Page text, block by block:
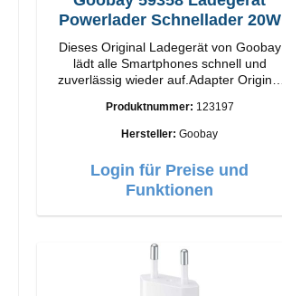
Powerlader Schnellader 20W
Dieses Original Ladegerät von Goobay
lädt alle Smartphones schnell und
zuverlässig wieder auf.Adapter Original
Anschlüsse: USB-C Output: 20W Farbe:
Weiß
Produktnummer: 123197
Hersteller: Goobay
Login für Preise und
Funktionen